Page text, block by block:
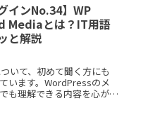
インNo.34】WP
Mediaとは？IT用語
と解説
いて、初めて聞く方にも
います。WordPressのメ
も理解できる内容を心がけ